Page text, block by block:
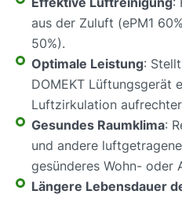
aus der Zuluft (ePM1
50%).
Optimale Leistung:
DOMEKT Lüftungsgerät
Luftzirkulation
Gesundes Raumklima:
und andere
gesünderes Wohn- oder
Längere Lebensdauer